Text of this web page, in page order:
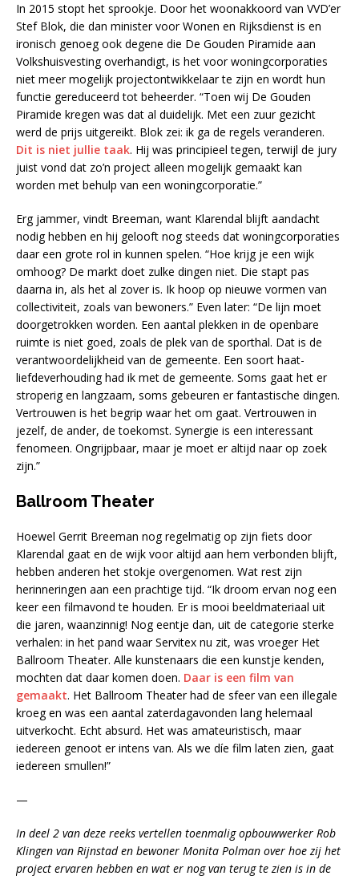
In 2015 stopt het sprookje. Door het woonakkoord van VVD’er
Stef Blok, die dan minister voor Wonen en Rijksdienst is en
ironisch genoeg ook degene die De Gouden Piramide aan
Volkshuisvesting overhandigt, is het voor woningcorporaties
niet meer mogelijk projectontwikkelaar te zijn en wordt hun
functie gereduceerd tot beheerder. “Toen wij De Gouden
Piramide kregen was dat al duidelijk. Met een zuur gezicht
werd de prijs uitgereikt. Blok zei: ik ga de regels veranderen.
Dit is niet jullie taak. Hij was principieel tegen, terwijl de jury
juist vond dat zo’n project alleen mogelijk gemaakt kan
worden met behulp van een woningcorporatie.”
Erg jammer, vindt Breeman, want Klarendal blijft aandacht
nodig hebben en hij gelooft nog steeds dat woningcorporaties
daar een grote rol in kunnen spelen. “Hoe krijg je een wijk
omhoog? De markt doet zulke dingen niet. Die stapt pas
daarna in, als het al zover is. Ik hoop op nieuwe vormen van
collectiviteit, zoals van bewoners.” Even later: “De lijn moet
doorgetrokken worden. Een aantal plekken in de openbare
ruimte is niet goed, zoals de plek van de sporthal. Dat is de
verantwoordelijkheid van de gemeente. Een soort haat-
liefdeverhouding had ik met de gemeente. Soms gaat het er
stroperig en langzaam, soms gebeuren er fantastische dingen.
Vertrouwen is het begrip waar het om gaat. Vertrouwen in
jezelf, de ander, de toekomst. Synergie is een interessant
fenomeen. Ongrijpbaar, maar je moet er altijd naar op zoek
zijn.”
Ballroom Theater
Hoewel Gerrit Breeman nog regelmatig op zijn fiets door
Klarendal gaat en de wijk voor altijd aan hem verbonden blijft,
hebben anderen het stokje overgenomen. Wat rest zijn
herinneringen aan een prachtige tijd. “Ik droom ervan nog een
keer een filmavond te houden. Er is mooi beeldmateriaal uit
die jaren, waanzinnig! Nog eentje dan, uit de categorie sterke
verhalen: in het pand waar Servitex nu zit, was vroeger Het
Ballroom Theater. Alle kunstenaars die een kunstje kenden,
mochten dat daar komen doen. Daar is een film van
gemaakt. Het Ballroom Theater had de sfeer van een illegale
kroeg en was een aantal zaterdagavonden lang helemaal
uitverkocht. Echt absurd. Het was amateuristisch, maar
iedereen genoot er intens van. Als we díe film laten zien, gaat
iedereen smullen!”
—
In deel 2 van deze reeks vertellen toenmalig opbouwwerker Rob
Klingen van Rijnstad en bewoner Monita Polman over hoe zij het
project ervaren hebben en wat er nog van terug te zien is in de